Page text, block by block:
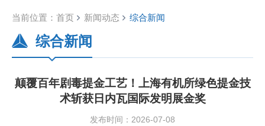
当前位置： 首页 新闻动态 综合新闻
综合新闻
颠覆百年剧毒提金工艺！上海有机所绿色提金技
术斩获日内瓦国际发明展金奖
发布时间：2026-07-08